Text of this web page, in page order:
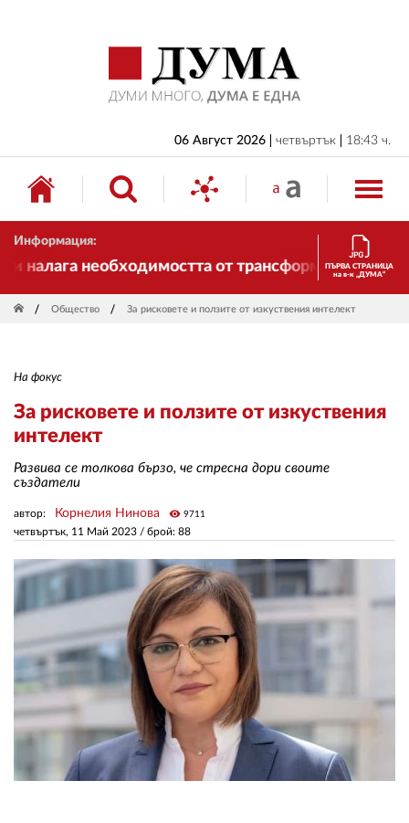
06 Август 2026 четвъртък 18:43 ч.
Информация:
необходимостта от трансформации. И ДУМА
ПЪРВА СТРАНИЦА
на в-к „ДУМА“
Общество За рисковете и ползите от изкуствения интелект
На фокус
За рисковете и ползите от изкуствения
интелект
Развива се толкова бързо, че стресна дори своите
създатели
четвъртък, 11 Май 2023 / брой: 88
автор: Корнелия Нинова visibility 9711
БЪЛГАРИЯ
ИКОНОМИКА
ИЗБОРИ
СВЯТ
РЕДАКЦИЯ
КОНТАКТИ
РЕКЛАМА
АБОНАМЕНТ
УСЛОВИЯ ЗА ПОЛЗВАНЕ
ПОЛИТИКА ЗА БИСКВИТКИТЕ
ПОЛИТИКАТА ЗА
ПОВЕРИТЕЛНОСТ